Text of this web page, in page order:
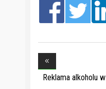
Reklama alkoholu w